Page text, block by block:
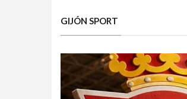
GIJÓN SPORT